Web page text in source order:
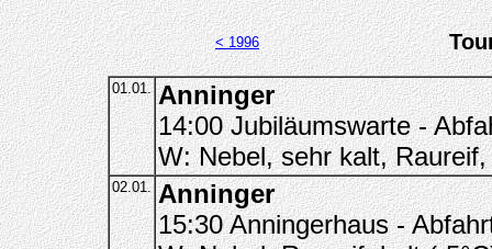
< 1996
01.01. Anninger
14:00 Jubiläumswarte -
W: Nebel, sehr kalt,
02.01. Anninger
15:30 Anningerhaus -